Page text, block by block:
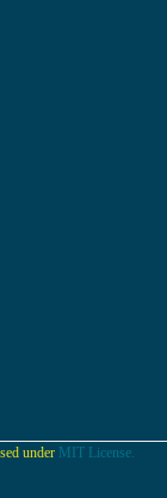
under MIT License.